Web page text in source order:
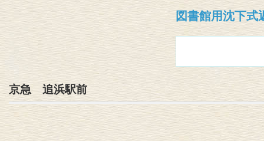
図書館用沈下式
京急 追浜駅前